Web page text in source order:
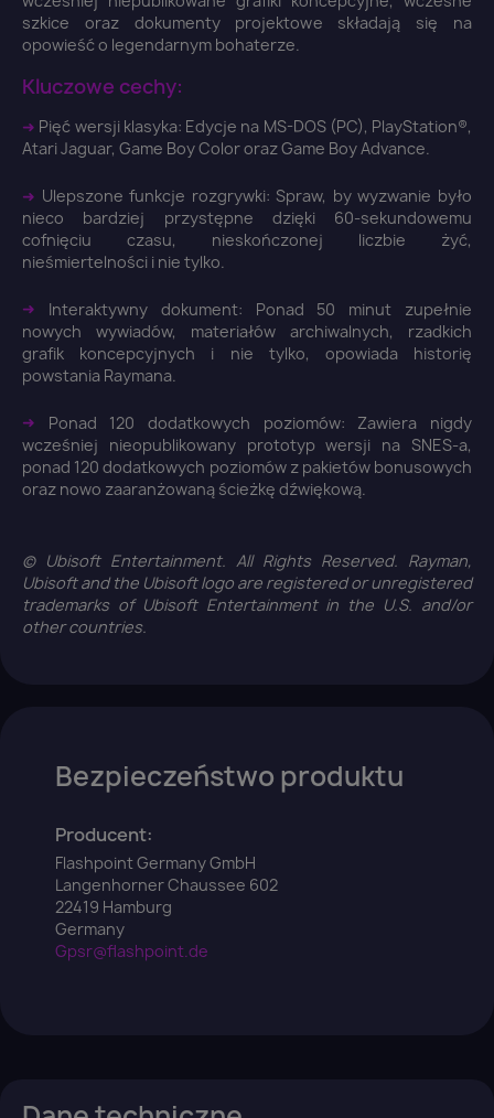
szkice oraz dokumenty projektowe składają się na
opowieść o legendarnym bohaterze.
Kluczowe cechy:
➜ Pięć wersji klasyka: Edycje na MS-DOS (PC), PlayStation®,
Atari Jaguar, Game Boy Color oraz Game Boy Advance.
➜ Ulepszone funkcje rozgrywki: Spraw, by wyzwanie było
nieco bardziej przystępne dzięki 60-sekundowemu
cofnięciu czasu, nieskończonej liczbie żyć,
nieśmiertelności i nie tylko.
➜ Interaktywny dokument: Ponad 50 minut zupełnie
nowych wywiadów, materiałów archiwalnych, rzadkich
grafik koncepcyjnych i nie tylko, opowiada historię
powstania Raymana.
➜ Ponad 120 dodatkowych poziomów: Zawiera nigdy
wcześniej nieopublikowany prototyp wersji na SNES-a,
ponad 120 dodatkowych poziomów z pakietów bonusowych
oraz nowo zaaranżowaną ścieżkę dźwiękową.
© Ubisoft Entertainment. All Rights Reserved. Rayman,
Ubisoft and the Ubisoft logo are registered or unregistered
trademarks of Ubisoft Entertainment in the U.S. and/or
other countries.
Bezpieczeństwo produktu
Producent:
Flashpoint Germany GmbH
Langenhorner Chaussee 602
22419 Hamburg
Germany
Gpsr@flashpoint.de
Zaloguj się
You need to be logged in to save products in your